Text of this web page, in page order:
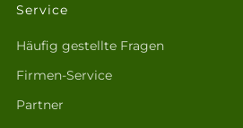
Service
Häufig gestellte Fragen
Firmen-Service
Partner